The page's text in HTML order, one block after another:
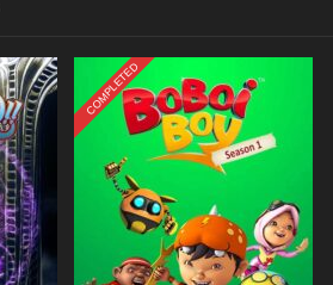
COMPLETED